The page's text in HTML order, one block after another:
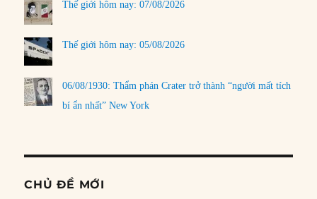
Thế giới hôm nay: 07/08/2026
Thế giới hôm nay: 05/08/2026
06/08/1930: Thẩm phán Crater trở thành “người mất tích
bí ẩn nhất” New York
CHỦ ĐỀ MỚI